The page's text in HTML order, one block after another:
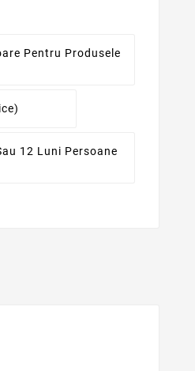
Pentru Produsele
12 Luni Persoane